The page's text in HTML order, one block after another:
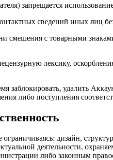
запрещается
сведений иных лиц
смешения с товарными
лексику,
заблокировать, удалить
либо поступления
дизайн,
деятельности,
либо законным